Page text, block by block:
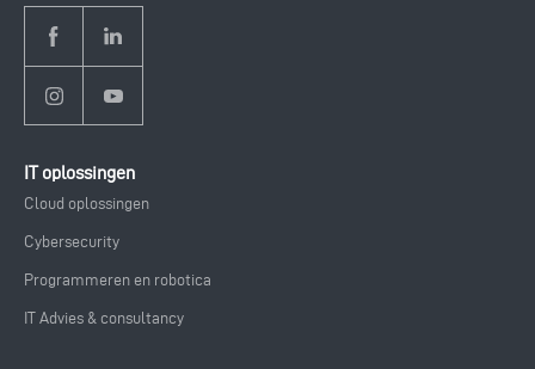
IT oplossingen
Cloud oplossingen
Cybersecurity
Programmeren en robotica
IT Advies & consultancy